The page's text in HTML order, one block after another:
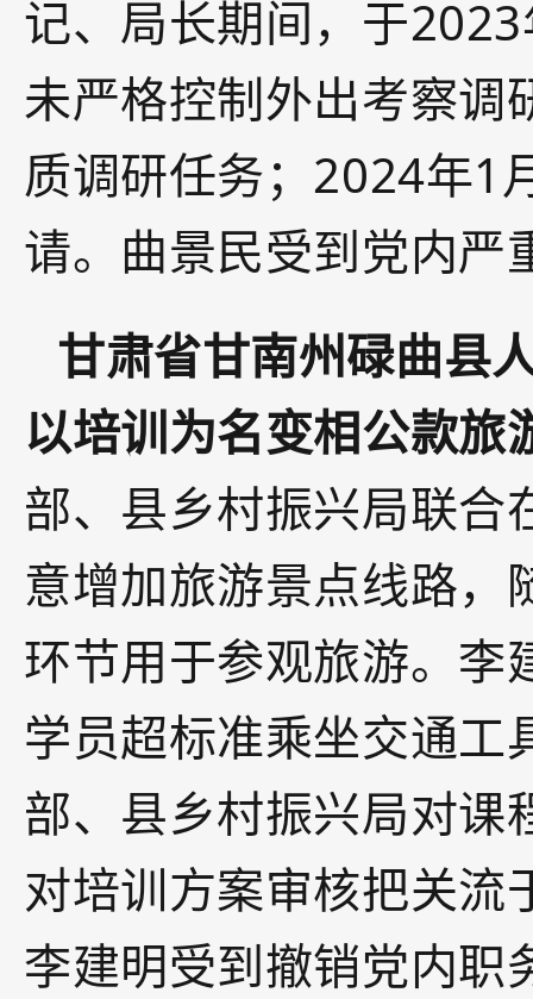
记、局长期间，于
未严格控制外出考察调
质调研任务；2024年1
请。曲景民受到党内严
甘肃省甘南州碌曲县
以培训为名变相公款旅
部、县乡村振兴局联合
意增加旅游景点线路，
环节用于参观旅游。李
学员超标准乘坐交通工
部、县乡村振兴局对课
对培训方案审核把关流
李建明受到撤销党内职